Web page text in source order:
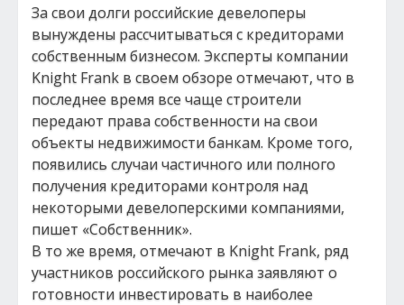
За свои долги российские девелоперы
вынуждены рассчитываться с кредиторами
собственным бизнесом. Эксперты компании
Knight Frank в своем обзоре отмечают, что в
последнее время все чаще строители
передают права собственности на свои
объекты недвижимости банкам. Кроме того,
появились случаи частичного или полного
получения кредиторами контроля над
некоторыми девелоперскими компаниями,
пишет «Собственник».
В то же время, отмечают в Knight Frank, ряд
участников российского рынка заявляют о
готовности инвестировать в наиболее